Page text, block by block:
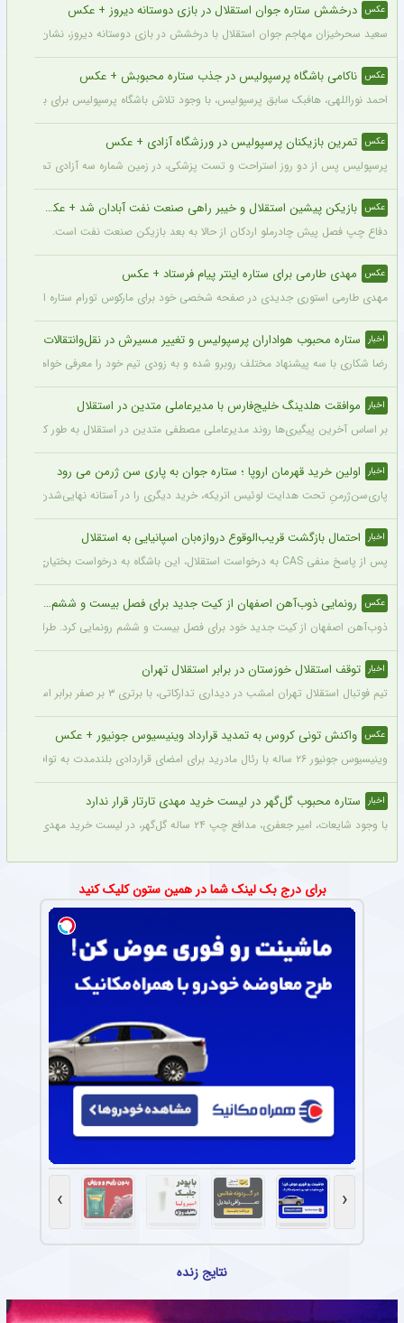
عکس درخشش ستاره جوان استقلال در بازی دوستانه دیروز + عکس
سعید سحرخیزان مهاجم جوان استقلال با درخشش در بازی دوستانه دیروز، نشان داد
عکس ناکامی باشگاه پرسپولیس در جذب ستاره محبوبش + عکس
احمد نوراللهی، هافبک سابق پرسپولیس، با وجود تلاش باشگاه پرسپولیس برای بازگشت
عکس تمرین بازیکنان پرسپولیس در ورزشگاه آزادی + عکس
پرسپولیس پس از دو روز استراحت و تست پزشکی، در زمین شماره سه آزادی تمرین کرد.
عکس بازیکن پیشین استقلال و خیبر راهی صنعت نفت آبادان شد + عکس
دفاع چپ فصل پیش چادرملو اردکان از حالا به بعد بازیکن صنعت نفت است.
عکس مهدی طارمی برای ستاره اینتر پیام فرستاد + عکس
مهدی طارمی استوری جدیدی در صفحه شخصی خود برای مارکوس تورام ستاره اینتر
اخبار ستاره محبوب هواداران پرسپولیس و تغییر مسیرش در نقل‌وانتقالات
رضا شکاری با سه پیشنهاد مختلف روبرو شده و به زودی تیم خود را معرفی خواهد کرد.
اخبار موافقت هلدینگ خلیج‌فارس با مدیرعاملی متدین در استقلال
بر اساس آخرین پیگیری‌ها روند مدیرعاملی مصطفی متدین در استقلال به طور کامل
اخبار اولین خرید قهرمان اروپا ؛ ستاره جوان به پاری سن ژرمن می رود
پاری‌سن‌ژرمنِ تحت هدایت لوئیس انریکه، خرید دیگری را در آستانه نهایی‌شدن دارد.
اخبار احتمال بازگشت قریب‌الوقوع دروازه‌بان اسپانیایی به استقلال
پس از پاسخ منفی CAS به درخواست استقلال، این باشگاه به درخواست بختیاری‌زاده قصد دارد قرارداد آنتونیو آدان، دروازه‌بان اسپانیایی فصل گذشته، را تمدید کند.
عکس رونمایی ذوب‌آهن اصفهان از کیت جدید برای فصل بیست و ششم + عکس
ذوب‌آهن اصفهان از کیت جدید خود برای فصل بیست و ششم رونمایی کرد. طراحی
اخبار توقف استقلال خوزستان در برابر استقلال تهران
تیم فوتبال استقلال تهران امشب در دیداری تدارکاتی، با برتری ۳ بر صفر برابر استقلال خوزستان، با دبل سعید سحرخیزان و گل یاسر آسانی پیروز شد.
عکس واکنش تونی کروس به تمدید قرارداد وینیسیوس جونیور + عکس
وینیسیوس جونیور ۲۶ ساله با رئال مادرید برای امضای قراردادی بلندمدت به توافق رسید که او را تا سال ۲۰۳۲ در سانتیاگو برنابئو نگه خواهد داشت و به شایعات درباره احتمال جدایی‌اش از این باشگاه پایان می‌دهد.
اخبار ستاره محبوب گل‌گهر در لیست خرید مهدی تارتار قرار ندارد
با وجود شایعات، امیر جعفری، مدافع چپ ۲۴ ساله گل‌گهر، در لیست خرید مهدی تارتار قرار ندارد.
برای درج بک لینک شما در همین ستون کلیک کنید
‹
›
نتایج زنده